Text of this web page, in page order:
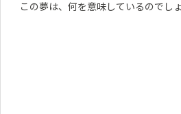
この夢は、何を意味しているのでし